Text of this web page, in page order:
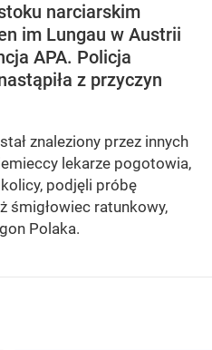
narciarskim
im Lungau w Austrii
APA. Policja
z przyczyn
znaleziony przez innych
lekarze pogotowia,
podjęli próbę
śmigłowiec ratunkowy,
Polaka.